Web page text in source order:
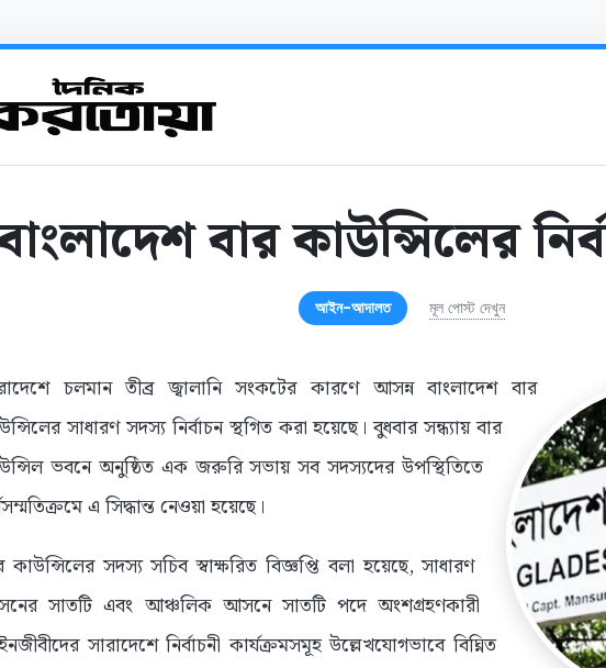
বার কাউন্সিলের
আইন-আদালত মূল পোস্ট দেখুন
চলমান তীব্র জ্বালানি সংকটের কারণে আসন্ন বাংলাদেশ বার
সাধারণ সদস্য নির্বাচন স্থগিত করা হয়েছে। বুধবার সন্ধ্যায় বার
ভবনে অনুষ্ঠিত এক জরুরি সভায় সব সদস্যদের উপস্থিতিতে
এ সিদ্ধান্ত নেওয়া হয়েছে।
কাউন্সিলের সদস্য সচিব স্বাক্ষরিত বিজ্ঞপ্তি বলা হয়েছে, সাধারণ
সাতটি এবং আঞ্চলিক আসনে সাতটি পদে অংশগ্রহণকারী
সারাদেশে নির্বাচনী কার্যক্রমসমূহ উল্লেখযোগভাবে বিঘ্নিত